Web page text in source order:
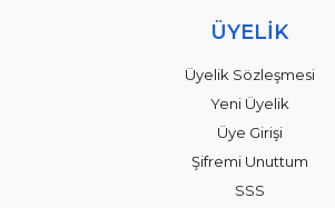
ÜYELİK
Üyelik Sözleşmesi
Yeni Üyelik
Üye Girişi
Şifremi Unuttum
SSS